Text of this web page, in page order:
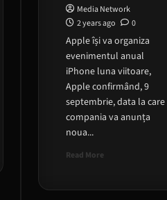
Media Network
2 years ago
0
Apple își va organiza
evenimentul anual
iPhone luna viitoare,
Apple confirmând, 9
septembrie, data la care
compania va anunța
noua...
Read MoreRead
Evenimentul